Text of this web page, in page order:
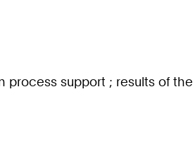
support ; results of